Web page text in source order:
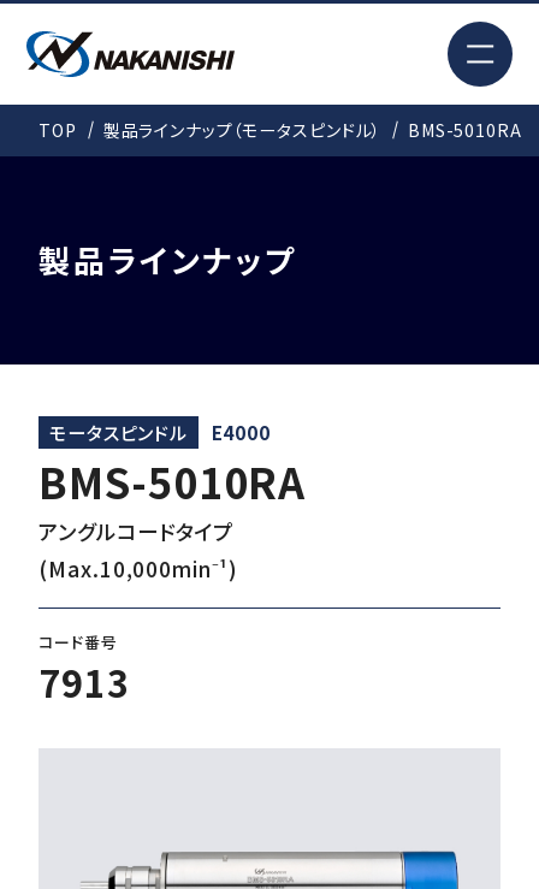
検索 EN
製品情報
事例紹介
TOP 製品ラインナップ（モータスピンドル） BMS-5010RA
製品ラインナップ
モータスピンドル E4000
BMS-5010RA
アングルコードタイプ
(Max.10,000min⁻¹)
コード番号
7913